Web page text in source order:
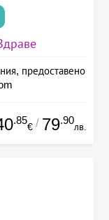
предоставено
.85
€ / 79.90
лв.